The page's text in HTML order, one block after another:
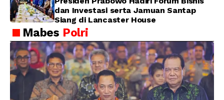
dan Investasi serta Jamuan Santap
Siang di Lancaster House
Mabes Polri